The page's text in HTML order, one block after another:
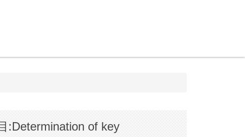
:Determination of key